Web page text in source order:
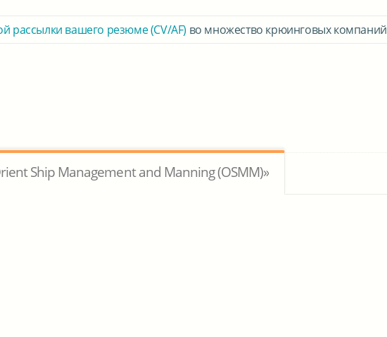
рассылки вашего резюме (CV/AF) во множество крюинговых компаний
Ship Management and Manning (OSMM)»